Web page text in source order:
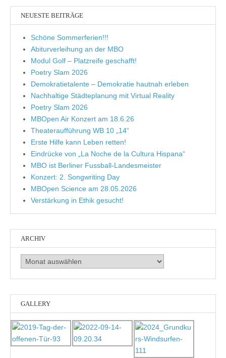
NEUESTE BEITRÄGE
Schöne Sommerferien!!!
Abiturverleihung an der MBO
Modul Golf – Platzreife geschafft!
Poetry Slam 2026
Demokratietalente – Demokratie hautnah erleben
Nachhaltige Städteplanung mit Virtual Reality
Poetry Slam 2026
MBOpen Air Konzert am 18.6.26
Theateraufführung WB 10 „14“
Erste Hilfe kann Leben retten!
Eindrücke von „La Noche de la Cultura Hispana“
MBO ist Berliner Fussball-Landesmeister
Konzert: 2. Songwriting Day
MBOpen Science am 28.05.2026
Verstärkung in Ethik gesucht!
ARCHIV
Archiv
GALLERY